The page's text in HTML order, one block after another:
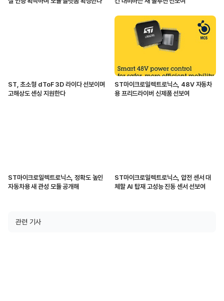
ST, 초소형 dToF 3D 라이다 선보이며
고해상도 센싱 지원한다
ST마이크로일렉트로닉스, 48V 자동차
용 프리드라이버 신제품 선보여
ST마이크로일렉트로닉스, 정확도 높인
자동차용 새 관성 모듈 공개해
ST마이크로일렉트로닉스, 압전 센서 대
체할 AI 탑재 고성능 진동 센서 선보여
관련 기사